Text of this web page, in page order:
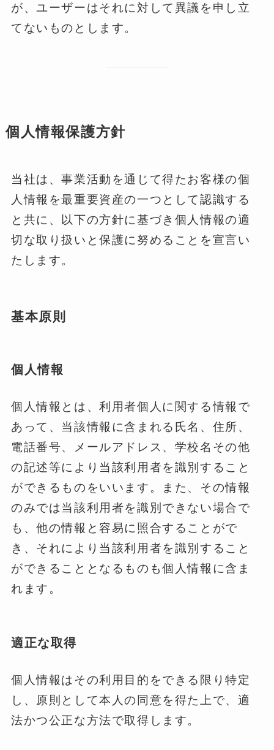
が、ユーザーはそれに対して異議を申し立
てないものとします。
個人情報保護方針
当社は、事業活動を通じて得たお客様の個
人情報を最重要資産の一つとして認識する
と共に、以下の方針に基づき個人情報の適
切な取り扱いと保護に努めることを宣言い
たします。
基本原則
個人情報
個人情報とは、利用者個人に関する情報で
あって、当該情報に含まれる氏名、住所、
電話番号、メールアドレス、学校名その他
の記述等により当該利用者を識別すること
ができるものをいいます。また、その情報
のみでは当該利用者を識別できない場合で
も、他の情報と容易に照合することがで
き、それにより当該利用者を識別すること
ができることとなるものも個人情報に含ま
れます。
適正な取得
個人情報はその利用目的をできる限り特定
し、原則として本人の同意を得た上で、適
法かつ公正な方法で取得します。